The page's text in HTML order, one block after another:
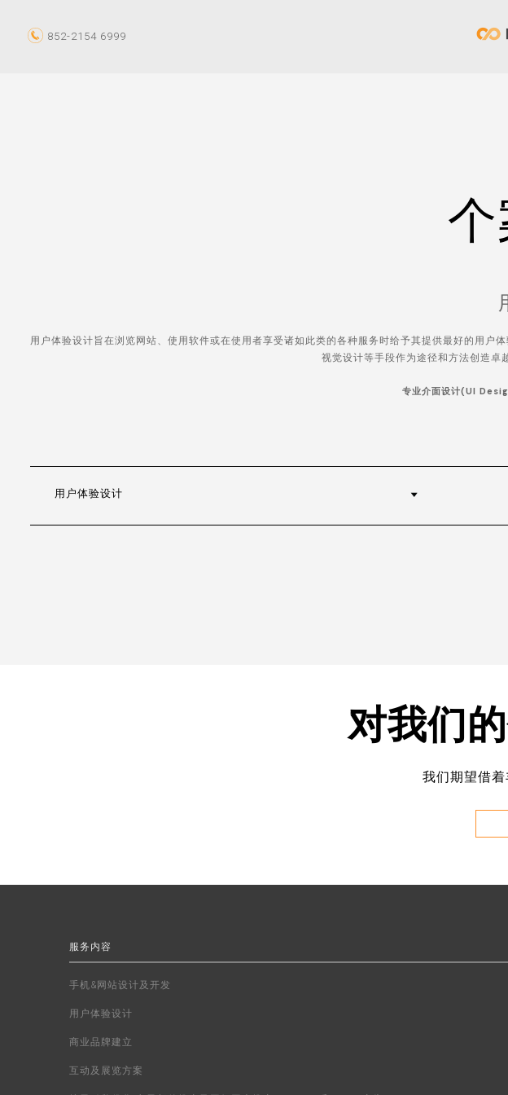
852-2154 6999
用户体验设计旨在浏览网站、使用软件或在使用者享受诸如此类的各种服务时给予其提供最好的用
视觉设计等手段作为途径和方法创造卓
专业介面设计(UI
用户体验设计
对我们
我们期望借着
服务内容
手机&网站设计及开发
用户体验设计
商业品牌建立
互动及展览方案